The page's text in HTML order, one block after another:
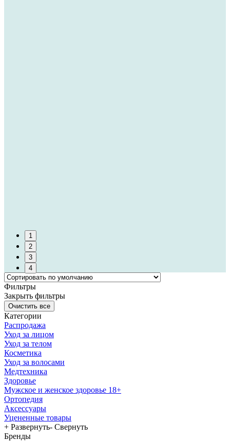
1
2
3
4
Фильтры
Закрыть фильтры
Категории
Распродажа
Уход за лицом
Уход за телом
Косметика
Уход за волосами
Медтехника
Здоровье
Мужское и женское здоровье 18+
Ортопедия
Аксессуары
Уцененные товары
+ Развернуть- Свернуть
Бренды